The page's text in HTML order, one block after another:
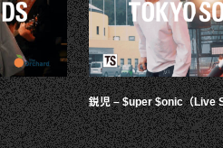
鋭児 – $uper $onic（Live